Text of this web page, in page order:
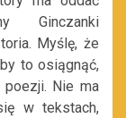
Ginczanki
Myślę, że
to osiągnąć,
poezji. Nie ma
w tekstach,